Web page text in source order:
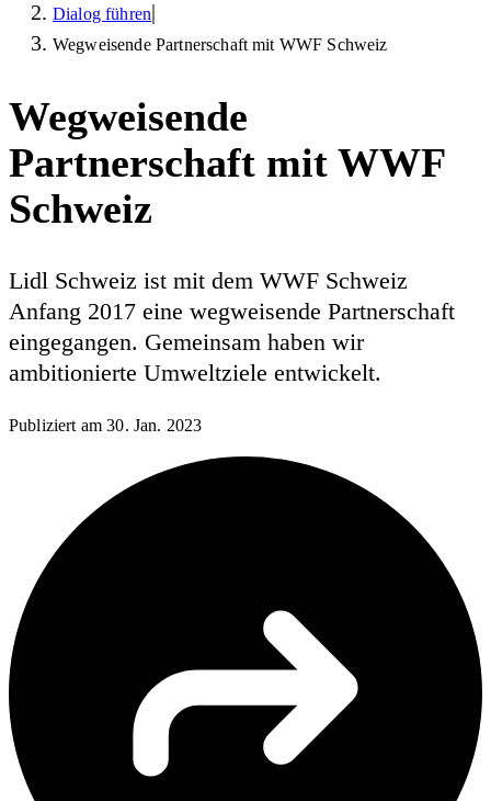
Dialog führen|
Wegweisende Partnerschaft mit WWF Schweiz
Wegweisende
Partnerschaft mit WWF
Schweiz
Lidl Schweiz ist mit dem WWF Schweiz
Anfang 2017 eine wegweisende Partnerschaft
eingegangen. Gemeinsam haben wir
ambitionierte Umweltziele entwickelt.
Publiziert am 30. Jan. 2023